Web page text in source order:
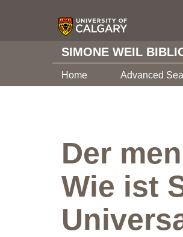
SIMONE WEIL
Home Advanced
Der
Wie ist